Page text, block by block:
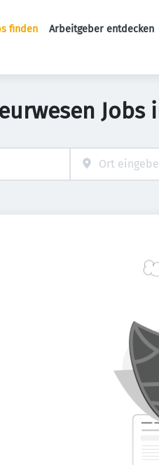
finden Arbeitgeber entdecken
Jobs